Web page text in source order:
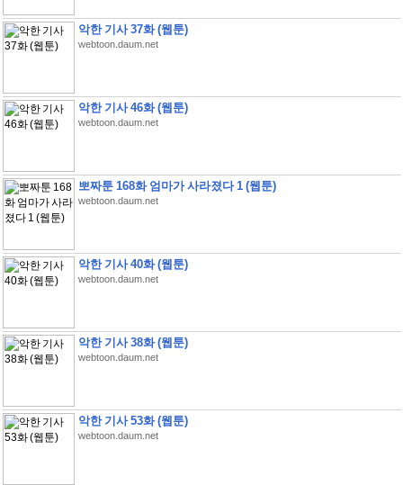
악한 기사 37화 (웹툰)
webtoon.daum.net
악한 기사 46화 (웹툰)
webtoon.daum.net
뽀짜툰 168화 엄마가 사라졌다 1 (웹툰)
webtoon.daum.net
악한 기사 40화 (웹툰)
webtoon.daum.net
악한 기사 38화 (웹툰)
webtoon.daum.net
악한 기사 53화 (웹툰)
webtoon.daum.net